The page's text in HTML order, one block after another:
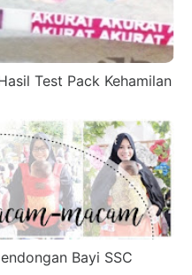
Test Pack Kehamilan
Bayi SSC